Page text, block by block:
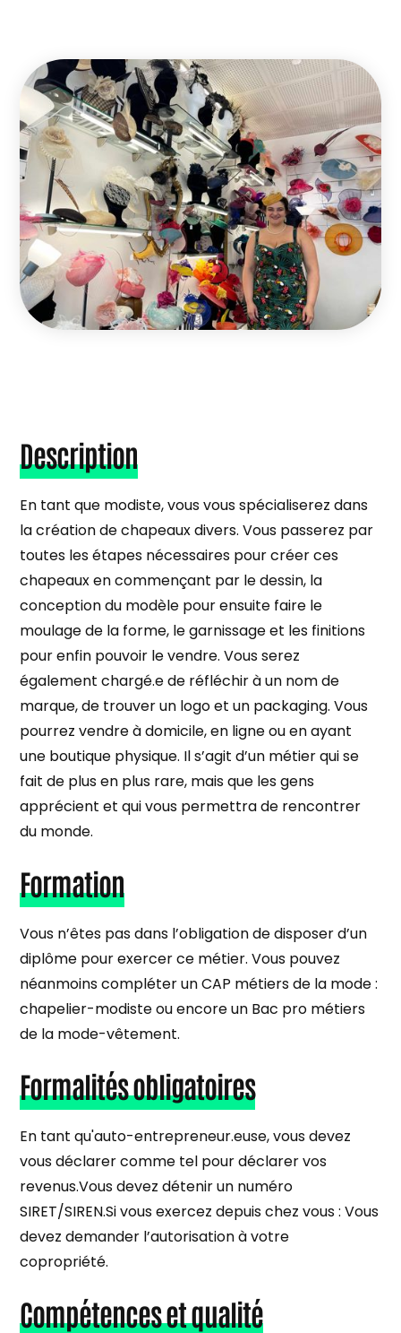
Description
En tant que modiste, vous vous spécialiserez dans
la création de chapeaux divers. Vous passerez par
toutes les étapes nécessaires pour créer ces
chapeaux en commençant par le dessin, la
conception du modèle pour ensuite faire le
moulage de la forme, le garnissage et les finitions
pour enfin pouvoir le vendre. Vous serez
également chargé.e de réfléchir à un nom de
marque, de trouver un logo et un packaging. Vous
pourrez vendre à domicile, en ligne ou en ayant
une boutique physique. Il s’agit d’un métier qui se
fait de plus en plus rare, mais que les gens
apprécient et qui vous permettra de rencontrer
du monde.
Formation
Vous n’êtes pas dans l’obligation de disposer d’un
diplôme pour exercer ce métier. Vous pouvez
néanmoins compléter un CAP métiers de la mode :
chapelier-modiste ou encore un Bac pro métiers
de la mode-vêtement.
Formalités obligatoires
En tant qu'auto-entrepreneur.euse, vous devez
vous déclarer comme tel pour déclarer vos
revenus.Vous devez détenir un numéro
SIRET/SIREN.Si vous exercez depuis chez vous : Vous
devez demander l’autorisation à votre
copropriété.
Compétences et qualité